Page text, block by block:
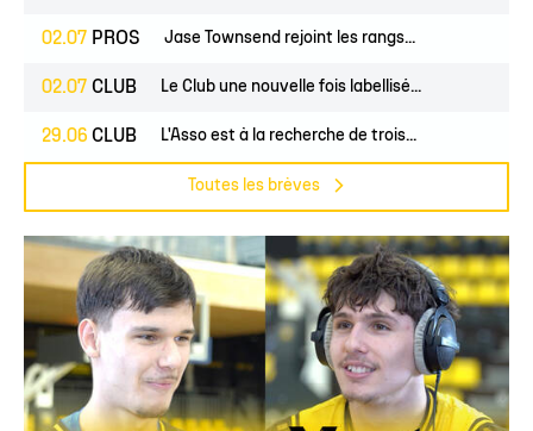
02.07 PROS Jase Townsend rejoint les rangs...
02.07 CLUB Le Club une nouvelle fois labellisé...
29.06 CLUB L'Asso est à la recherche de trois...
Toutes les brèves